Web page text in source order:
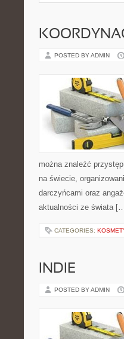
POSTED BY ADMIN
można znaleźć
na świecie,
darczyńcami oraz
aktualności ze świata
CATEGORIES:
INDIE
POSTED BY ADMIN